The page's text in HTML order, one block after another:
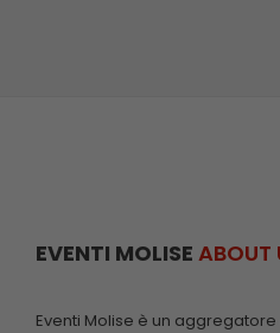
EVENTI MOLISE ABOUT
Eventi Molise è un